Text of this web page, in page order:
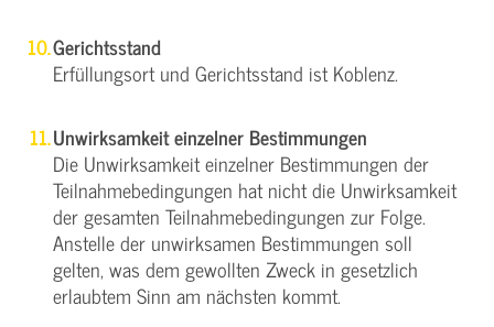
Gerichtsstand
Erfüllungsort und Gerichtsstand ist Koblenz.
Unwirksamkeit einzelner Bestimmungen
Die Unwirksamkeit einzelner Bestimmungen der
Teilnahmebedingungen hat nicht die Unwirksamkeit
der gesamten Teilnahmebedingungen zur Folge.
Anstelle der unwirksamen Bestimmungen soll
gelten, was dem gewollten Zweck in gesetzlich
erlaubtem Sinn am nächsten kommt.